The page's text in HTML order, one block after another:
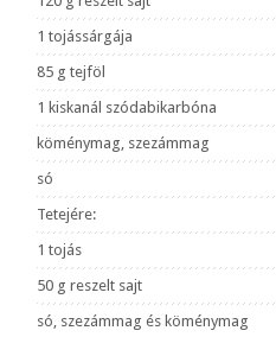
1 tojássárgája
85 g tejföl
1 kiskanál szódabikarbóna
köménymag, szezámmag
só
Tetejére:
1 tojás
50 g reszelt sajt
só, szezámmag és köménymag